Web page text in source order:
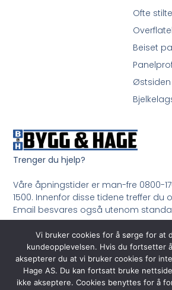
Trenger du hjelp?
Våre åpningstider er man-fre 0800-
1500. Innenfor disse tidene treffer du
Email besvares også utenom
Ring oss på 33 99 35 50
Ofte
Beiset
Østsiden
Vi bruker cookies for å sørge for at
kundeopplevelsen. Hvis du fortsetter
aksepterer du at vi bruker cookies for
Hage AS. Du kan fortsatt bruke
ikke akseptere. Cookies benyttes for å